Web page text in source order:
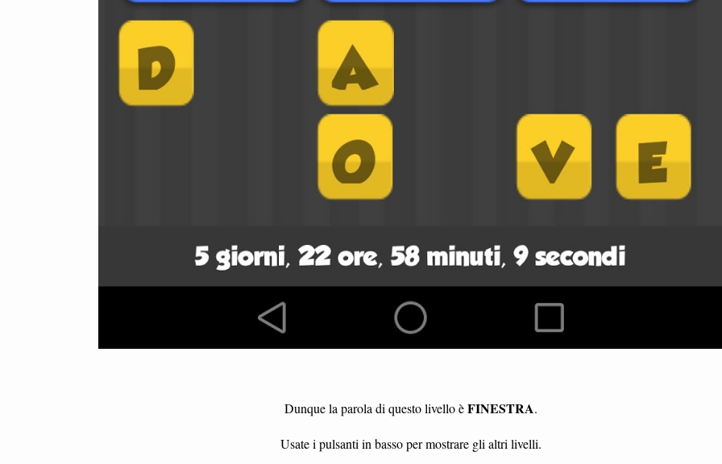
Dunque la parola di questo livello èFINESTRA.
Usate i pulsanti in basso per mostrare gli altri livelli.